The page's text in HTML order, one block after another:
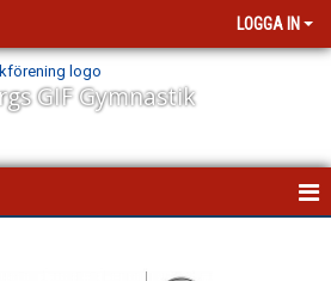
LOGGA IN
GIF Gymnastik